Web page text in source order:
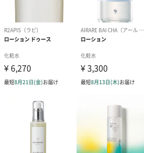
「soeff（ソフ）」
soeffは環境に配慮しサステナブルを実現
アケアブランドです。
美しい自然、動物と共存していける地球を
っています。
高品質はもちろん、環境に優しい、動物
ヴィーガン処方が化粧品類のスタンダー
開していきます。